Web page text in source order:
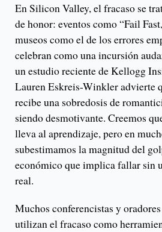
En Silicon Valley, el fracaso se
de honor: eventos como “Fail
museos como el de los errores
celebran como una incursión
un estudio reciente de Kellogg
Lauren Eskreis-Winkler advierte
recibe una sobredosis de
siendo desmotivante. Creemos
lleva al aprendizaje, pero en
subestimamos la magnitud del
económico que implica fallar sin
real.
Muchos conferencistas y
utilizan el fracaso como